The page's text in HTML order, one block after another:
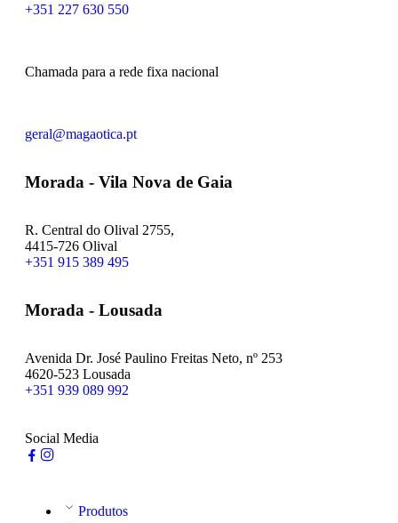
+351 227 630 550
Chamada para a rede fixa nacional
geral@magaotica.pt
Morada - Vila Nova de Gaia
R. Central do Olival 2755,
4415-726 Olival
+351 915 389 495
Morada - Lousada
Avenida Dr. José Paulino Freitas Neto, nº 253
4620-523 Lousada
+351 939 089 992
Social Media
Produtos